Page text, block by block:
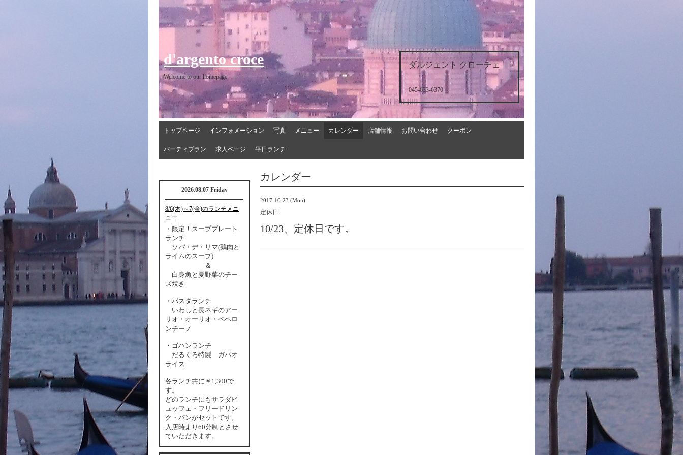
ダルジェント クローチェ
045-633-6370
d'argento croce
Welcome to our homepage
トップページ インフォメーション 写真 メニュー カレンダー 店舗情報 お問い合わせ クーポン
パーティプラン 求人ページ 平日ランチ
カレンダー
2017-10-23 (Mon)
定休日
10/23、定休日です。
2026.08.07 Friday
8/6(木)～7(金)のランチメニ
ュー
・限定！スーププレート
ランチ
ソパ・デ・リマ(鶏肉と
ライムのスープ)
＆
白身魚と夏野菜のチー
ズ焼き
・パスタランチ
いわしと長ネギのアー
リオ・オーリオ・ペペロ
ンチーノ
・ゴハンランチ
だるくろ特製 ガパオ
ライス
各ランチ共に￥1,300で
す。
どのランチにもサラダビ
ュッフェ・フリードリン
ク・パンがセットです。
入店時より60分制とさせ
ていただきます。